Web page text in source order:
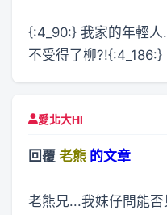
{:4_90:} 我家的年輕
不受得了柳?!{:4_186:}
愛北大HI
回覆 老熊 的文章
老熊兄...我妹仔問能